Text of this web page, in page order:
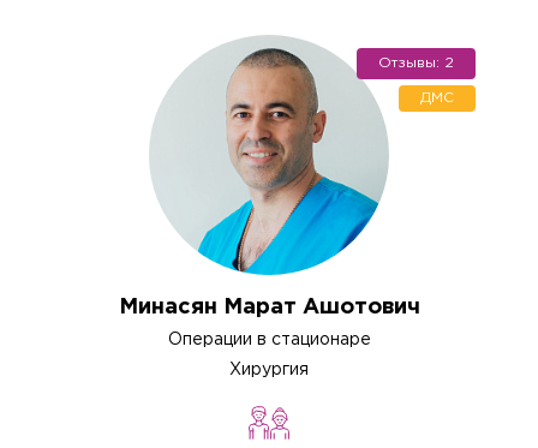
Минасян Марат Ашотович
Операции в стационаре
Хирургия
Отзывы: 2
ДМС